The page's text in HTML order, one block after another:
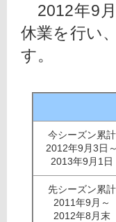
2012年9
休業を行い
す。
今シーズン累計
2012年9月3日～
2013年9月1日
先シーズン累計
2011年9月～
2012年8月末